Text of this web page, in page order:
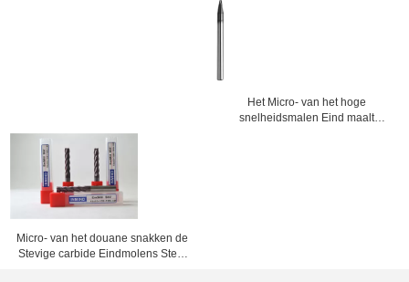
Het Micro- van het hoge
snelheidsmalen Eind maalt
Micro- van het douane snakken de
Stevige carbide Eindmolens Steel